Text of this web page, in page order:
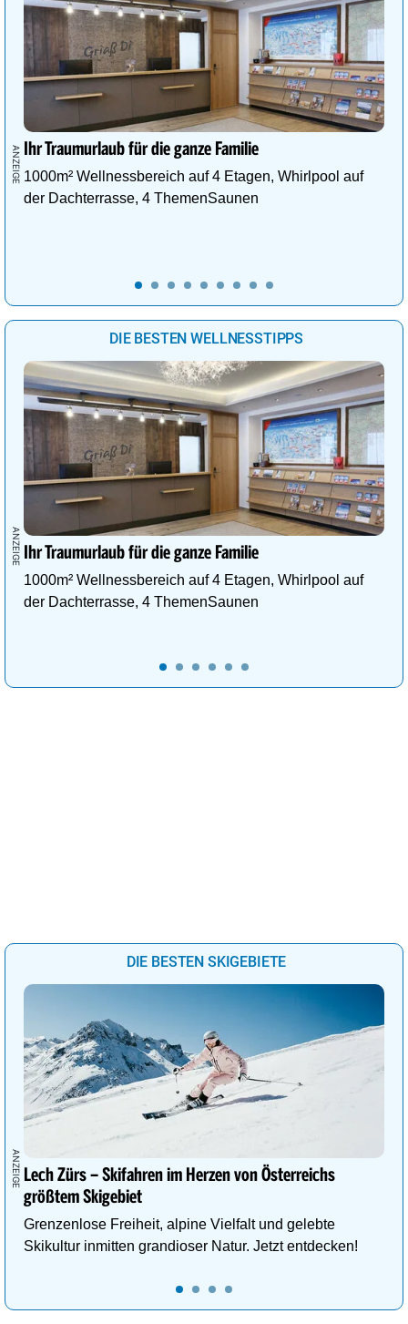
Ihr Traumurlaub für die ganze Familie
1000m² Wellnessbereich auf 4 Etagen, Whirlpool auf
der Dachterrasse, 4 ThemenSaunen
DIE BESTEN WELLNESSTIPPS
Ihr Traumurlaub für die ganze Familie
1000m² Wellnessbereich auf 4 Etagen, Whirlpool auf
der Dachterrasse, 4 ThemenSaunen
DIE BESTEN SKIGEBIETE
Lech Zürs – Skifahren im Herzen von Österreichs
größtem Skigebiet
Grenzenlose Freiheit, alpine Vielfalt und gelebte
Skikultur inmitten grandioser Natur. Jetzt entdecken!